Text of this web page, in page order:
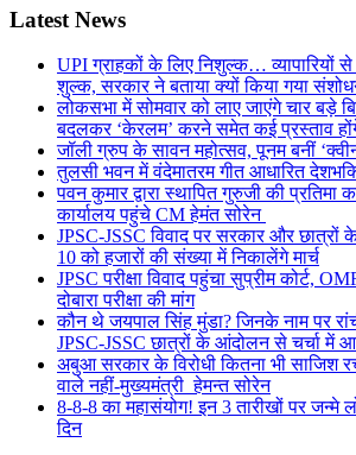
Latest News
UPI ग्राहकों के लिए निशुल्क… व्यापारियों से
शुल्क, सरकार ने बताया क्यों किया गया
लोकसभा में सोमवार को लाए जाएंगे चार बड़े
बदलकर ‘केरलम’ करने समेत कई प्रस्ताव
जॉली ग्रुप के सावन महोत्सव, पूनम बनीं
तुलसी भवन में वंदेमातरम गीत आधारित
पवन कुमार द्वारा स्थापित गुरुजी की प्रतिमा
कार्यालय पहुंचे CM हेमंत सोरेन
JPSC-JSSC विवाद पर सरकार और छात्रों
10 को हजारों की संख्या में निकालेंगे मार्च
JPSC परीक्षा विवाद पहुंचा सुप्रीम कोर्ट,
दोबारा परीक्षा की मांग
कौन थे जयपाल सिंह मुंडा? जिनके नाम पर
JPSC-JSSC छात्रों के आंदोलन से चर्चा में
अबुआ सरकार के विरोधी कितना भी साजिश
वाले नहीं-मुख्यमंत्री हेमन्त सोरेन
8-8-8 का महासंयोग! इन 3 तारीखों पर
दिन